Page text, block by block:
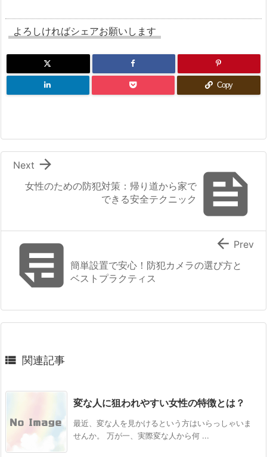
よろしければシェアお願いします
Copy

女性のための防犯対策：帰り道から家で
できる安全テクニック

Next
簡単設置で安心！防犯カメラの選び方と
ベストプラクティス
 Prev
 関連記事
変な人に狙われやすい女性の特徴とは？
最近、変な人を見かけるという方はいらっしゃいま
せんか。 万が一、実際変な人から何 ...